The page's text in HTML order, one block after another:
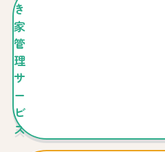
き
家
管
理
サ
ー
ビ
ス